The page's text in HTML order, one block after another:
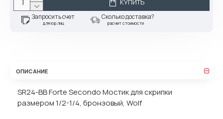
Запросить счет
для юр.лиц
Сколько доставка?
расчет стоимости
ОПИСАНИЕ
SR24-BB Forte Secondo Мостик для скрипки
размером 1/2-1/4, бронзовый, Wolf